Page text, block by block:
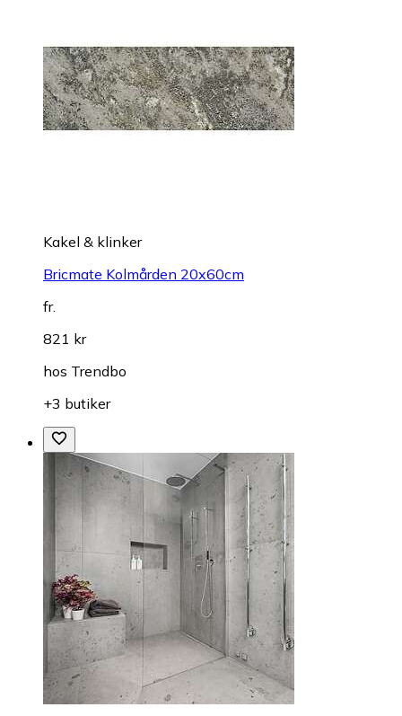
Kakel & klinker
Bricmate Kolmården 20x60cm
fr.
821 kr
hos Trendbo
+3 butiker